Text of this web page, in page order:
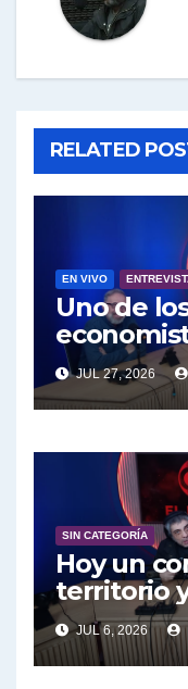
RELATED
EN VIVO
Uno de
engalana a el Bucle; Gustavo
27/7/2026
JUL 27, 2026
SIN CATEGORÍA
Hoy un
territorio
educación
ley de
JUL 6, 2026